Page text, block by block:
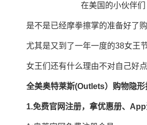
在美国的小伙伴们
是不是已经摩拳擦掌的准备好了购
尤其是又到了一年一度的38女王
女王们还有什么理由不对自己好点
全美奥特莱斯(Outlets）购物隐形
1.免费官网注册，拿优惠册、